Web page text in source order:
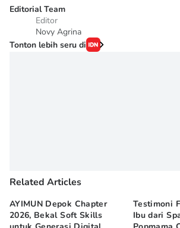
Editorial Team
Editor
Novy Agrina
Tonton lebih seru di
Related Articles
AYIMUN Depok Chapter
2026, Bekal Soft Skills
Testimoni
Ibu dari